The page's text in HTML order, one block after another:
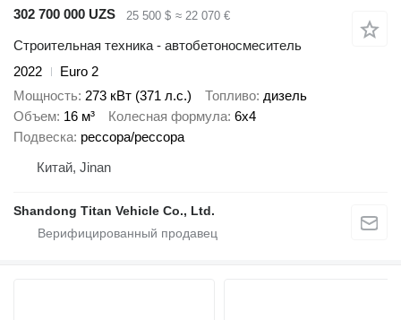
302 700 000 UZS
25 500 $ ≈ 22 070 €
Строительная техника - автобетоносмеситель
2022
Euro 2
Мощность 273 кВт (371 л.с.) Топливо дизель
Объем 16 м³ Колесная формула 6x4
Подвеска рессора/рессора
Китай, Jinan
Shandong Titan Vehicle Co., Ltd.